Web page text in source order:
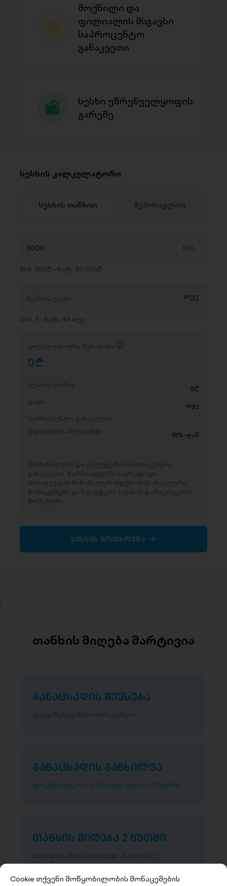
მოქნილი და
ფილიალის მსგავსი
საპროცენტო
განაკვეთი
სესხი უზრუნველყოფის
გარეშე
სესხის კალკულატორი
სესხის თანხით შემოსავლით
მინ. 200₾ - მაქს. 80 000₾
მინ. 3 - მაქს. 48 თვე
ყოველთვიური შენატანი
0D
სესხის თანხა 0 D
ვადა
თვე
საპროცენტო განაკვეთი
ეფექტური პროცენტი
18%-დან
ნომინალური და ეფექტური საპროცენტო
განაკვეთი, წარმოადგენს საკრედიტო
პროდუქტის მინიმალურ ოდენობას. რეალური
მონაცემები დაზუსტდება, სესხის დამტკიცების
მომენტში.
სესხის მოთხოვნა
;
თანხის მიღება მარტივია
განაცხადის შევსება
დაგვიზუსტე შენი მონაცემები
განაცხადის განხილვა
დოკუმენტაციის განხილვა ხდება 30 წუთში
თანხის მიღება 2 წუთში
დაისვი თანხა სასურველ ანგარიშზე
Cookie თქვენი მოწყობილობის მონაცემების